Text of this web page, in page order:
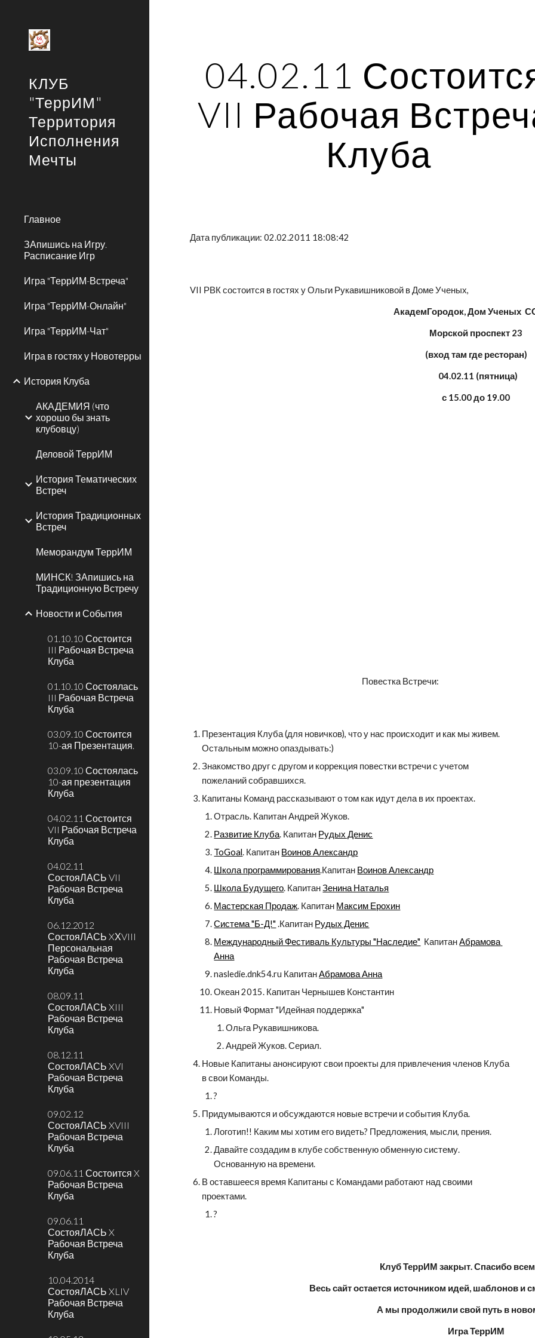
КЛУБ
"ТеррИМ"
Территория
Исполнения
Мечты
Главное
ЗАпишись на Игру.
Расписание Игр
Игра "ТеррИМ-Встреча"
Игра "ТеррИМ-Онлайн"
Игра "ТеррИМ-Чат"
Игра в гостях у Новотерры
История Клуба
АКАДЕМИЯ (что
хорошо бы знать
клубовцу)
Деловой ТеррИМ
История Тематических
Встреч
История Традиционных
Встреч
Меморандум ТеррИМ
МИНСК! ЗАпишись на
Традиционную Встречу
Новости и События
01.10.10 Состоится
III Рабочая Встреча
Клуба
01.10.10 Состоялась
III Рабочая Встреча
Клуба
03.09.10 Состоится
10-ая Презентация.
03.09.10 Состоялась
10-ая презентация
Клуба
04.02.11 Состоится
VII Рабочая Встреча
Клуба
04.02.11
СостояЛАСЬ VII
Рабочая Встреча
Клуба
06.12.2012
СостояЛАСЬ XХVIII
Персональная
Рабочая Встреча
Клуба
08.09.11
СостояЛАСЬ XIII
Рабочая Встреча
Клуба
08.12.11
СостояЛАСЬ XVI
Рабочая Встреча
Клуба
09.02.12
СостояЛАСЬ XVIII
Рабочая Встреча
Клуба
09.06.11 Состоится X
Рабочая Встреча
Клуба
09.06.11
СостояЛАСЬ X
Рабочая Встреча
Клуба
10.04.2014
СостояЛАСЬ XLIV
Рабочая Встреча
Клуба
04.02.11
VII Рабочая
Клуба
Дата публикации: 02.02.2011 18:08:42
VII РВК состоится в гостях у Ольги Рукавишниковой в Доме Ученых,
АкадемГородок, Дом Ученых
Морской проспект 23
(вход там где ресторан)
04.02.11 (пятница)
с 15.00 до 19.00
Повестка Встречи:
Презентация Клуба (для новичков), что у нас происходит и как мы живем.
Остальным можно опаздывать:)
Знакомство друг с другом и коррекция повестки встречи с учетом
пожеланий собравшихся.
Капитаны Команд рассказывают о том как идут дела в их проектах.
Отрасль. Капитан Андрей Жуков.
Развитие Клуба. Капитан Рудых Денис
ToGoal. Капитан Воинов Александр
Школа программирования.Капитан Воинов Александр
Школа Будущего. Капитан Зенина Наталья
Мастерская Продаж. Капитан Максим Ерохин
Система "Б-Д!" .Капитан Рудых Денис
Международный Фестиваль Культуры "Наследие"
  Капитан
Абрамова
Анна
nasledie.dnk54.ru Капитан Абрамова Анна
Океан 2015. Капитан Чернышев Константин
Новый Формат "Идейная поддержка"
Ольга Рукавишникова.
Андрей Жуков. Сериал.
Новые Капитаны анонсируют свои проекты для привлечения членов Клуба
в свои Команды.
?
Придумываются и обсуждаются новые встречи и события Клуба.
Логотип!! Каким мы хотим его видеть? Предложения, мысли, прения.
Давайте создадим в клубе собственную обменную систему.
Основанную на времени.
В оставшееся время Капитаны с Командами работают над своими
проектами.
?
Клуб ТеррИМ закрыт. Спасибо
Весь сайт остается источником идей, шаблонов и
А мы продолжили свой путь в
Игра ТеррИМ